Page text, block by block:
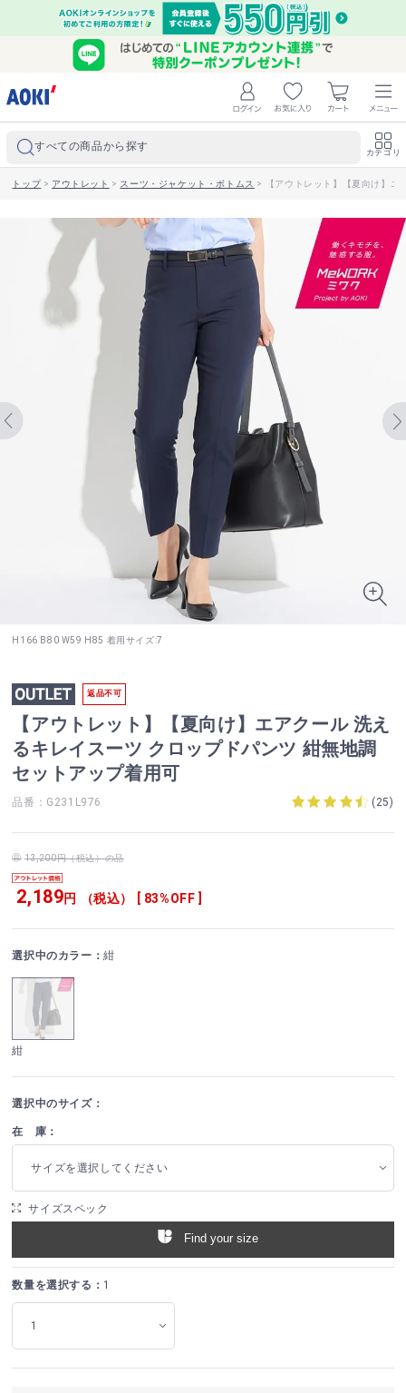
すべての商品から探す カテゴリ
トップ> アウトレット > スーツ・ジャケット・ボトムス > 【アウトレット】【夏向け】
H166 B80 W59 H85 着用サイズ:7
返品不可
【アウトレット】【夏向け】エアクール 洗え
るキレイスーツ クロップドパンツ 紺無地調
セットアップ着用可
品番：G231L976 (25)
13,200円（税込）の品
2,189円 （税込） [ 83%OFF ]
選択中のカラー：紺
紺
選択中のサイズ：
在 庫：
サイズを選択してください
サイズスペック
Find your size
数量を選択する： 1